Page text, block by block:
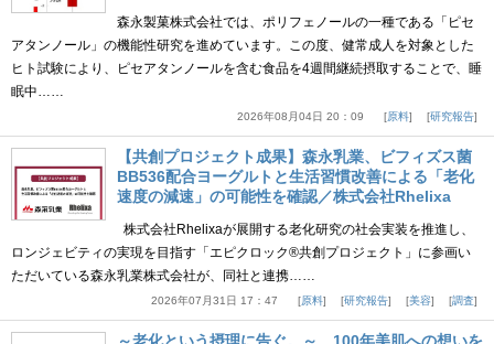
森永製菓株式会社では、ポリフェノールの一種である「ピセ
アタンノール」の機能性研究を進めています。この度、健常成人を対象とした
ヒト試験により、ピセアタンノールを含む食品を4週間継続摂取することで、睡
眠中……
2026年08月04日 20：09 原料 研究報告
【共創プロジェクト成果】森永乳業、ビフィズス菌
BB536配合ヨーグルトと生活習慣改善による「老化
速度の減速」の可能性を確認／株式会社Rhelixa
株式会社Rhelixaが展開する老化研究の社会実装を推進し、
ロンジェビティの実現を目指す「エピクロック®共創プロジェクト」に参画い
ただいている森永乳業株式会社が、同社と連携……
2026年07月31日 17：47 原料 研究報告 美容 調査